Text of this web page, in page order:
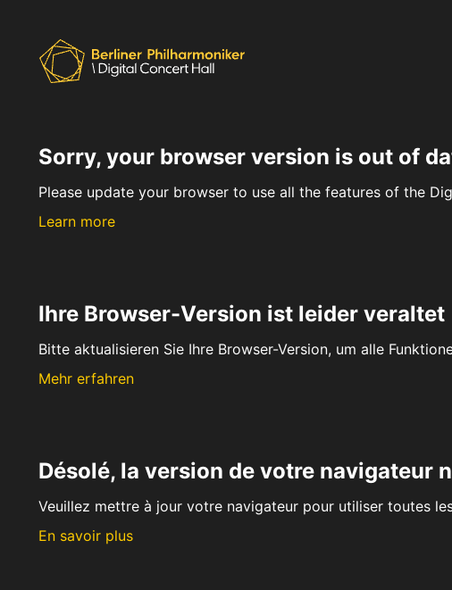
Sorry, your browser version is out of
Please update your browser to use all the features of the
Learn more
Ihre Browser-Version ist leider veraltet
Bitte aktualisieren Sie Ihre Browser-Version, um alle
Mehr erfahren
Désolé, la version de votre navigateur
Veuillez mettre à jour votre navigateur pour utiliser toutes
En savoir plus